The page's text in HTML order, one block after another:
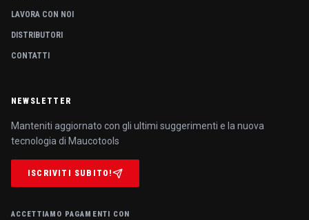
LAVORA CON NOI
DISTRIBUTORI
CONTATTI
NEWSLETTER
Manteniti aggiornato con gli ultimi suggerimenti e la nuova
tecnologia di Maucotools
ISCRIVITI SUBITO!
ACCETTIAMO PAGAMENTI CON